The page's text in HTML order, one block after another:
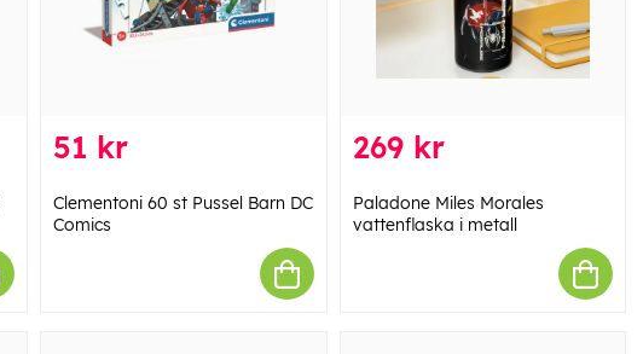
51 kr
Clementoni 60 st Pussel Barn DC
Comics
269 kr
Paladone Miles Morales
vattenflaska i metall